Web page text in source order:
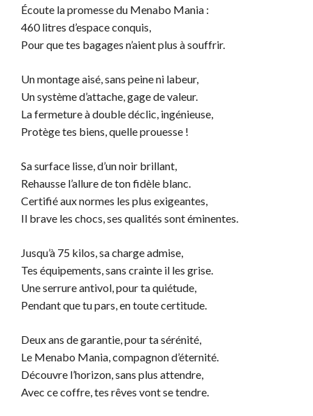
Écoute la promesse du Menabo Mania :
460 litres d’espace conquis,
Pour que tes bagages n’aient plus à souffrir.
Un montage aisé, sans peine ni labeur,
Un système d’attache, gage de valeur.
La fermeture à double déclic, ingénieuse,
Protège tes biens, quelle prouesse !
Sa surface lisse, d’un noir brillant,
Rehausse l’allure de ton fidèle blanc.
Certifié aux normes les plus exigeantes,
Il brave les chocs, ses qualités sont éminentes.
Jusqu’à 75 kilos, sa charge admise,
Tes équipements, sans crainte il les grise.
Une serrure antivol, pour ta quiétude,
Pendant que tu pars, en toute certitude.
Deux ans de garantie, pour ta sérénité,
Le Menabo Mania, compagnon d’éternité.
Découvre l’horizon, sans plus attendre,
Avec ce coffre, tes rêves vont se tendre.